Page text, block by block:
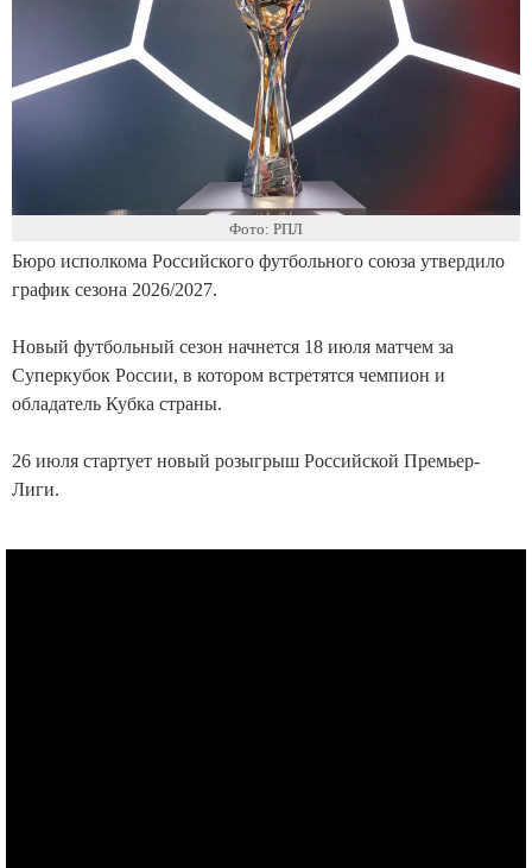
Фото: РПЛ
Бюро исполкома Российского футбольного союза утвердило
график сезона 2026/2027.
Новый футбольный сезон начнется 18 июля матчем за
Суперкубок России, в котором встретятся чемпион и
обладатель Кубка страны.
26 июля стартует новый розыгрыш Российской Премьер-
Лиги.